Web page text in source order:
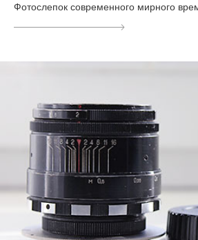
Фотослепок современного мирного